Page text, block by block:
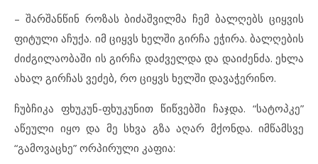
– შარშანწინ როზას ბიძაშვილმა ჩემ ბალღებს ციყვის
ფიტული აჩუქა. იმ ციყვს ხელში გირჩა ეჭირა. ბალღების
ძიძგილაობაში ის გირჩა დაძველდა და დაიძენძა. ეხლა
ახალ გირჩას ვეძებ, რო ციყვს ხელში დავაჭერინო.
ჩუბჩიკა ფხუკუნ-ფხუკუნით წიწვებში ჩაჯდა. “სატოპკე”
აწეული იყო და მე სხვა გზა აღარ მქონდა. იმწამსვე
“გამოვაცხე” ორპირული კაფია: